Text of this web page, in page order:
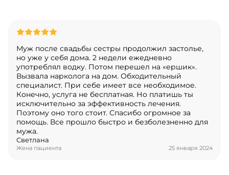
Муж после свадьбы сестры продолжил застолье,
но уже у себя дома. 2 недели ежедневно
употреблял водку. Потом перешел на «ершик».
Вызвала нарколога на дом. Обходительный
специалист. При себе имеет все необходимое.
Конечно, услуга не бесплатная. Но платишь ты
исключительно за эффективность лечения.
Поэтому оно того стоит. Спасибо огромное за
помощь. Все прошло быстро и безболезненно для
мужа.
Светлана
Жена пациента 25 января 2024